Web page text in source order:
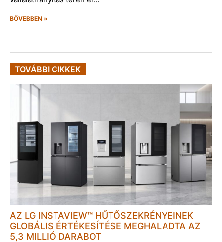
BŐVEBBEN »
TOVÁBBI CIKKEK
AZ LG INSTAVIEW™ HŰTŐSZEKRÉNYEINEK
GLOBÁLIS ÉRTÉKESÍTÉSE MEGHALADTA AZ
5,3 MILLIÓ DARABOT